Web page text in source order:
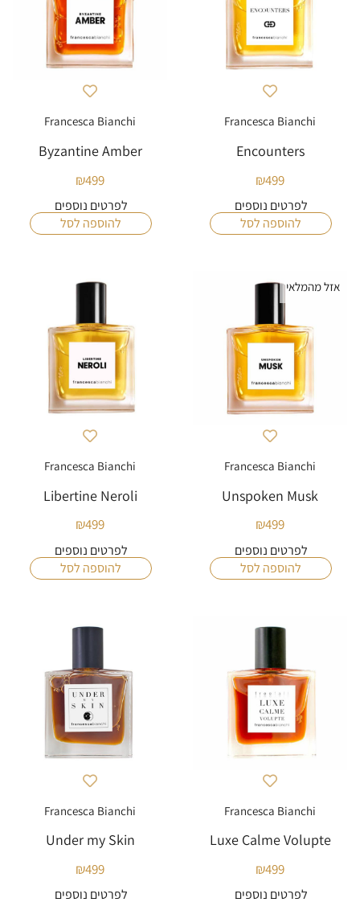
Francesca Bianchi
Encounters
₪499
לפרטים נוספים
להוספה לסל
Francesca Bianchi
Byzantine Amber
₪499
לפרטים נוספים
להוספה לסל
אזל מהמלאי
Francesca Bianchi
Unspoken Musk
₪499
לפרטים נוספים
להוספה לסל
Francesca Bianchi
Libertine Neroli
₪499
לפרטים נוספים
להוספה לסל
Francesca Bianchi
Luxe Calme Volupte
₪499
לפרטים נוספים
Francesca Bianchi
Under my Skin
₪499
לפרטים נוספים